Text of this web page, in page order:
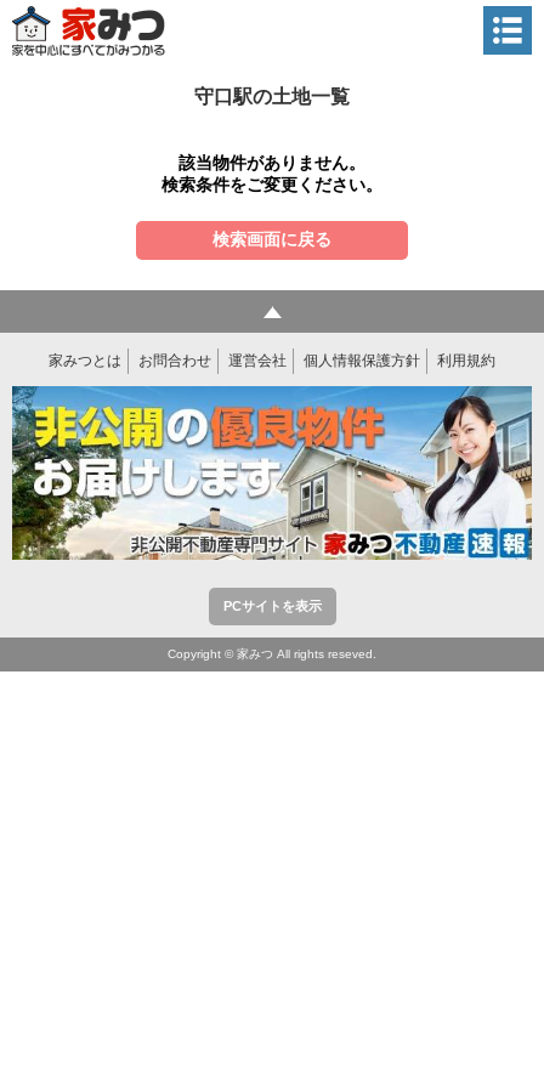
守口駅の土地一覧
該当物件がありません。
検索条件をご変更ください。
検索画面に戻る
家みつとは お問合わせ 運営会社 個人情報保護方針 利用規約
PCサイトを表示
Copyright © 家みつ All rights reseved.